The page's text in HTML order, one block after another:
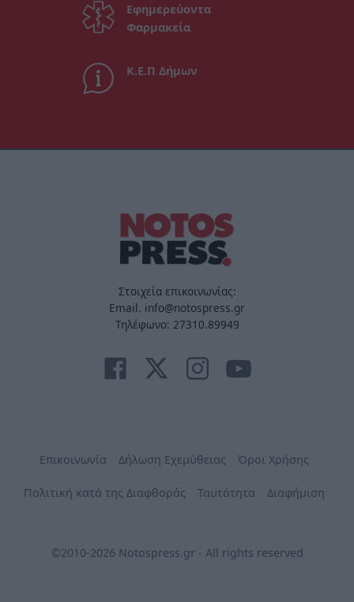
Εφημερεύοντα
Φαρμακεία
Κ.Ε.Π Δήμων
Στοιχεία επικοινωνίας:
Email. info@notospress.gr
Τηλέφωνο: 27310.89949
Επικοινωνία Δήλωση Εχεμύθειας Όροι Χρήσης
Πολιτική κατά της Διαφθοράς Ταυτότητα Διαφήμιση
©2010-2026 Notospress.gr - All rights reserved